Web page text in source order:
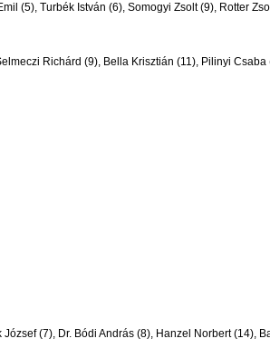
(5), Turbék István (6), Somogyi Zsolt (9), Rotter
Richárd (9), Bella Krisztián (11), Pilinyi Csaba
(7), Dr. Bódi András (8), Hanzel Norbert (14),